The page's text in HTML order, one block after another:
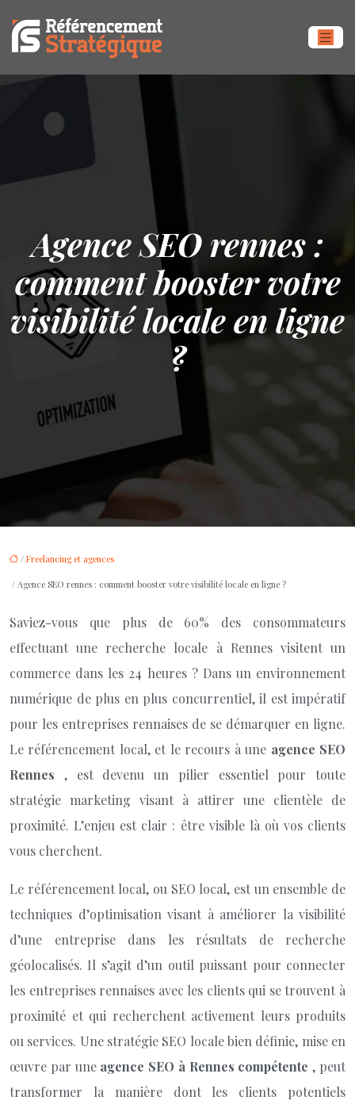
Agence SEO rennes :
comment booster votre
visibilité locale en ligne
?
/ Freelancing et agences
/ Agence SEO rennes : comment booster votre visibilité locale en ligne ?
Saviez-vous que plus de 60% des consommateurs
effectuant une recherche locale à Rennes visitent un
commerce dans les 24 heures ? Dans un environnement
numérique de plus en plus concurrentiel, il est impératif
pour les entreprises rennaises de se démarquer en ligne.
Le référencement local, et le recours à une agence SEO
Rennes , est devenu un pilier essentiel pour toute
stratégie marketing visant à attirer une clientèle de
proximité. L’enjeu est clair : être visible là où vos clients
vous cherchent.
Le référencement local, ou SEO local, est un ensemble de
techniques d’optimisation visant à améliorer la visibilité
d’une entreprise dans les résultats de recherche
géolocalisés. Il s’agit d’un outil puissant pour connecter
les entreprises rennaises avec les clients qui se trouvent à
proximité et qui recherchent activement leurs produits
ou services. Une stratégie SEO locale bien définie, mise en
œuvre par une agence SEO à Rennes compétente, peut
transformer la manière dont les clients potentiels